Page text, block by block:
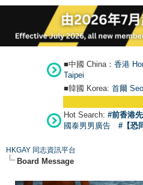
■中國 China： 香港
Taipei
■韓國 Korea: 首爾
Hot Search: #前香港
國泰男男廣告
#【恐
HKGAY 同志資訊平台
Board Message